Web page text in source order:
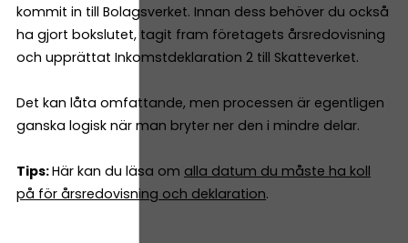
kommit in till Bolagsverket. Innan dess behöver du också
ha gjort bokslutet, tagit fram företagets årsredovisning
och upprättat Inkomstdeklaration 2 till Skatteverket.
Det kan låta omfattande, men processen är egentligen
ganska logisk när man bryter ner den i mindre delar.
Tips:Här kan du läsa om alla datum du måste ha koll
på för årsredovisning och deklaration.